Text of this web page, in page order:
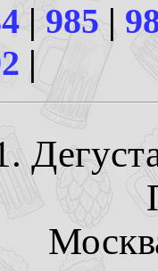
| 985|
|